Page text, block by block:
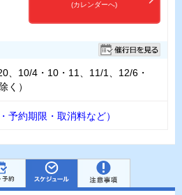
(カレンダーへ)
、10/4・10・11、11/1、12/6・
く）
予約期限・取消料など）